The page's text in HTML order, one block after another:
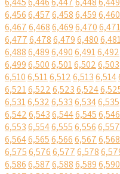
6,4566,4576,4586,4596,460
6,4676,4686,4696,4706,471
6,4776,4786,4796,480
6,4886,4896,4906,4916,492
6,4996,5006,5016,5026,503
6,5106,5116,5126,5136,514
6,5216,5226,5236,524
6,5316,5326,5336,5346,535
6,5426,5436,5446,5456,546
6,5536,5546,5556,5566,557
6,5646,5656,5666,5676,568
6,5756,5766,5776,578
6,5866,5876,5886,5896,590